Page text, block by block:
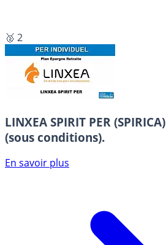
🥈 2
LINXEA SPIRIT PER (SPIRICA)
(sous conditions).
En savoir plus